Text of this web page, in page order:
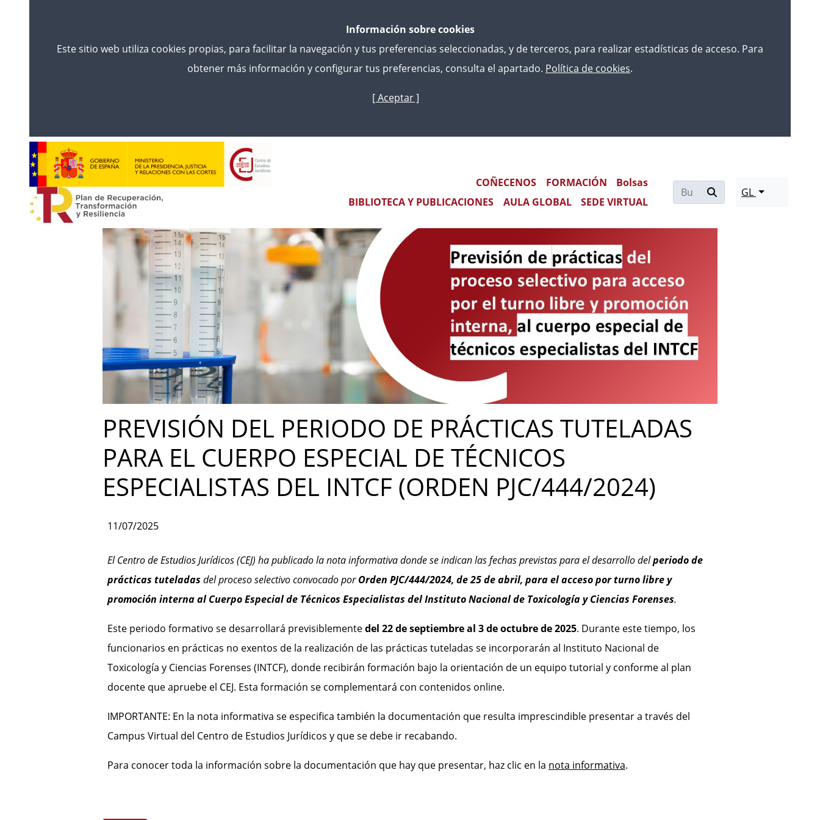
Ir
contido
Información sobre cookies
Este sitio web utiliza cookies propias, para facilitar la navegación y tus preferencias seleccionadas, y de terceros, para realizar estadísticas de acceso. Para
obtener más información y configurar tus preferencias, consulta el apartado. Política de cookies.
[ Aceptar ]
Main navigation
COÑECENOS FORMACIÓN
Bolsas
BIBLIOTECA Y PUBLICACIONES
AULA GLOBAL SEDE VIRTUAL
GL
PREVISIÓN DEL PERIODO DE PRÁCTICAS TUTELADAS PARA EL CUERPO ESPECIAL DE TÉCNICOS ESPECIALISTAS DEL INTCF
(ORDEN PJC/444/2024)
PREVISIÓN DEL PERIODO DE PRÁCTICAS TUTELADAS
PARA EL CUERPO ESPECIAL DE TÉCNICOS
ESPECIALISTAS DEL INTCF (ORDEN PJC/444/2024)
11/07/2025
El Centro de Estudios Jurídicos (CEJ) ha publicado la nota informativa donde se indican las fechas previstas para el desarrollo delperiodo de
prácticas tuteladas del proceso selectivo convocado porOrden PJC/444/2024, de 25 de abril, para el acceso por turno libre y
promoción interna al Cuerpo Especial de Técnicos Especialistas del Instituto Nacional de Toxicología y Ciencias Forenses.
Este periodo formativo se desarrollará previsiblementedel 22 de septiembre al 3 de octubre de 2025. Durante este tiempo, los
funcionarios en prácticas no exentos de la realización de las prácticas tuteladas se incorporarán al Instituto Nacional de
Toxicología y Ciencias Forenses (INTCF), donde recibirán formación bajo la orientación de un equipo tutorial y conforme al plan
docente que apruebe el CEJ. Esta formación se complementará con contenidos online.
IMPORTANTE: En la nota informativa se especifica también la documentación que resulta imprescindible presentar a través del
Campus Virtual del Centro de Estudios Jurídicos y que se debe ir recabando.
Para conocer toda la información sobre la documentación que hay que presentar, haz clic en la nota informativa.